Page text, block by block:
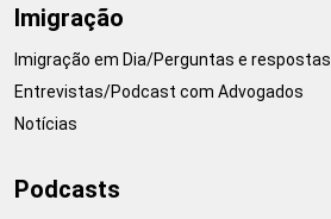
Imigração
Imigração em Dia/Perguntas e respostas
Entrevistas/Podcast com Advogados
Notícias
Podcasts